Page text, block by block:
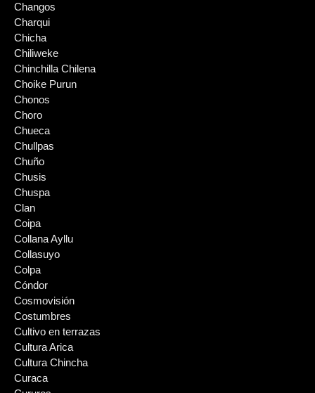
Changos
Charqui
Chicha
Chiliweke
Chinchilla Chilena
Choike Purun
Chonos
Choro
Chueca
Chullpas
Chuño
Chusis
Chuspa
Clan
Coipa
Collana Ayllu
Collasuyo
Colpa
Cóndor
Cosmovisión
Costumbres
Cultivo en terrazas
Cultura Arica
Cultura Chincha
Curaca